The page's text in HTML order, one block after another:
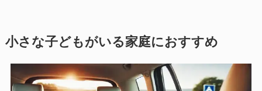
小さな子どもがいる家庭におすすめ